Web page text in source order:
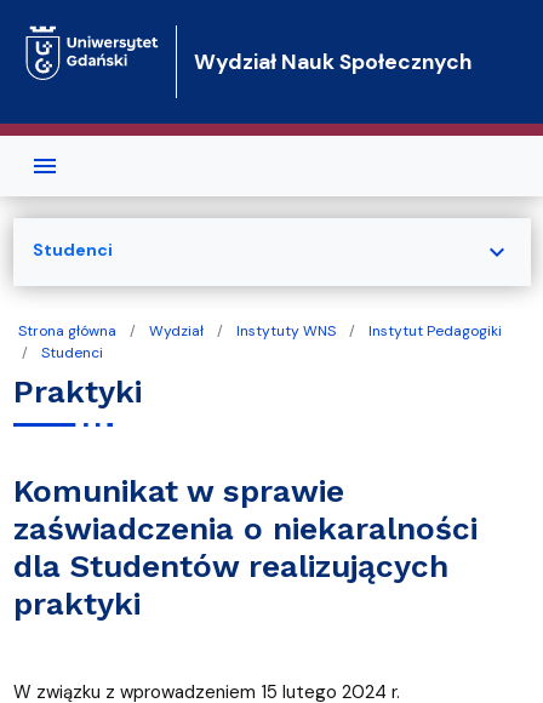
Wydział Nauk Społecznych
Strona główna Wydział Instytuty WNS
Instytut Pedagogiki
Studenci
Praktyki
Komunikat w sprawie
zaświadczenia o niekaralności
dla Studentów realizujących
praktyki
W związku z wprowadzeniem 15 lutego 2024 r.
Studenci expand_more